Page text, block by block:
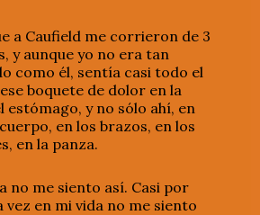
a Caufield me corrieron de 3
y aunque yo no era tan
como él, sentía casi todo el
boquete de dolor en la
estómago, y no sólo ahí, en
en los brazos, en los
en la panza.
no me siento así. Casi por
vez en mi vida no me siento